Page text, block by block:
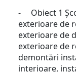
- Obiect 1
exterioare de
exterioare de
exterioare de
demontări
interioare,